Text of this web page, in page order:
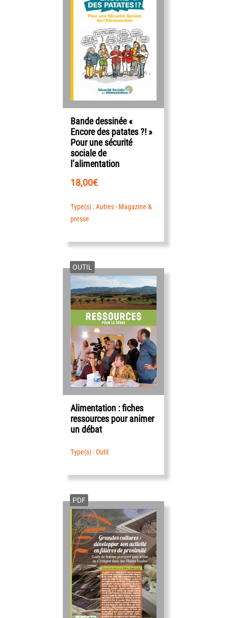
Bande dessinée «
Encore des patates ?! »
Pour une sécurité
sociale de
l’alimentation
18,00€
Type(s) : Autres - Magazine &
presse
OUTIL
Alimentation : fiches
ressources pour animer
un débat
Type(s) : Outil
PDF